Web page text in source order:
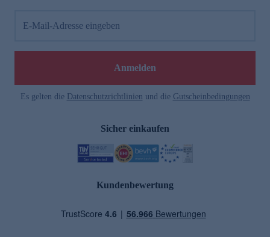
E-Mail-Adresse eingeben
Anmelden
Es gelten die Datenschutzrichtlinien und die Gutscheinbedingungen
Sicher einkaufen
Kundenbewertung